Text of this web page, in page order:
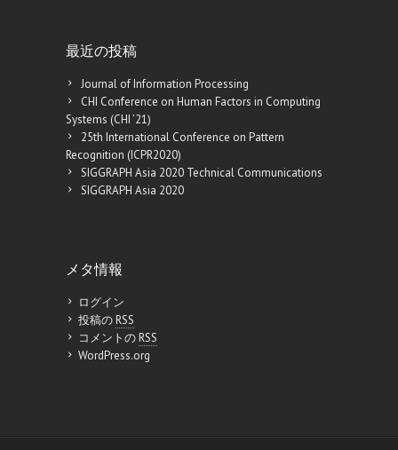
最近の投稿
Journal of Information Processing
CHI Conference on Human Factors in Computing
Systems (CHI ’21)
25th International Conference on Pattern
Recognition (ICPR2020)
SIGGRAPH Asia 2020 Technical Communications
SIGGRAPH Asia 2020
メタ情報
ログイン
投稿のRSS
コメントのRSS
WordPress.org